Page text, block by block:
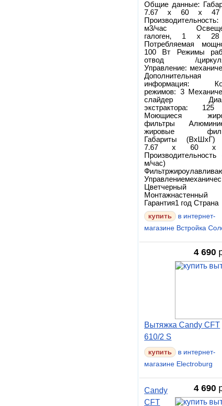
Общие данные:
7.67 x 60 x
м3/час
галоген, 1 x
Потребляемая
100 Вт Режимы
отвод /
Управление:
Дополнительная
информация:
режимов: 3
слайдер
экстрактора:
Моющиеся
фильтры
жировые
Габариты (ВхШхГ)
7.67 x 60 x
Производительность
м/час)
Цветчерный
Монтажнастенный
Гарантия1 год Страна
в интернет-
магазине Встройка
4 690
Вытяжка Candy CFT
610/2 S
в интернет-
магазине Electroburg
4 690
Candy
CFT